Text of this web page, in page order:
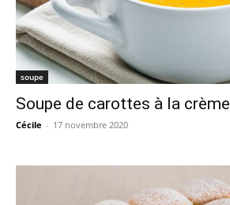
soupe
Soupe de carottes à la crème
Cécile - 17 novembre 2020